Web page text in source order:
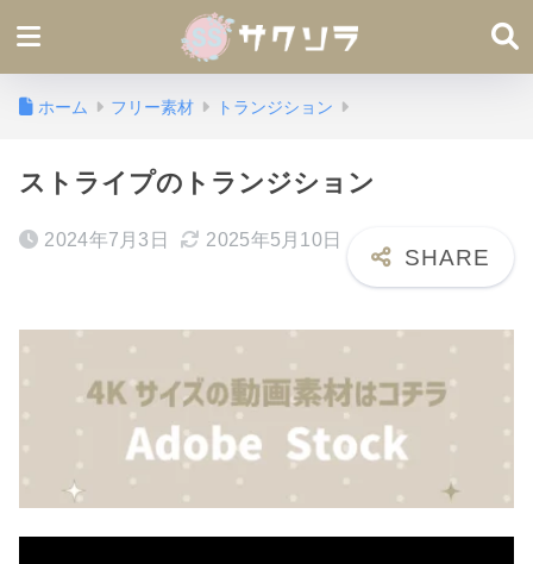
ホーム フリー素材 トランジション
ストライプのトランジション
2024年7月3日 2025年5月10日